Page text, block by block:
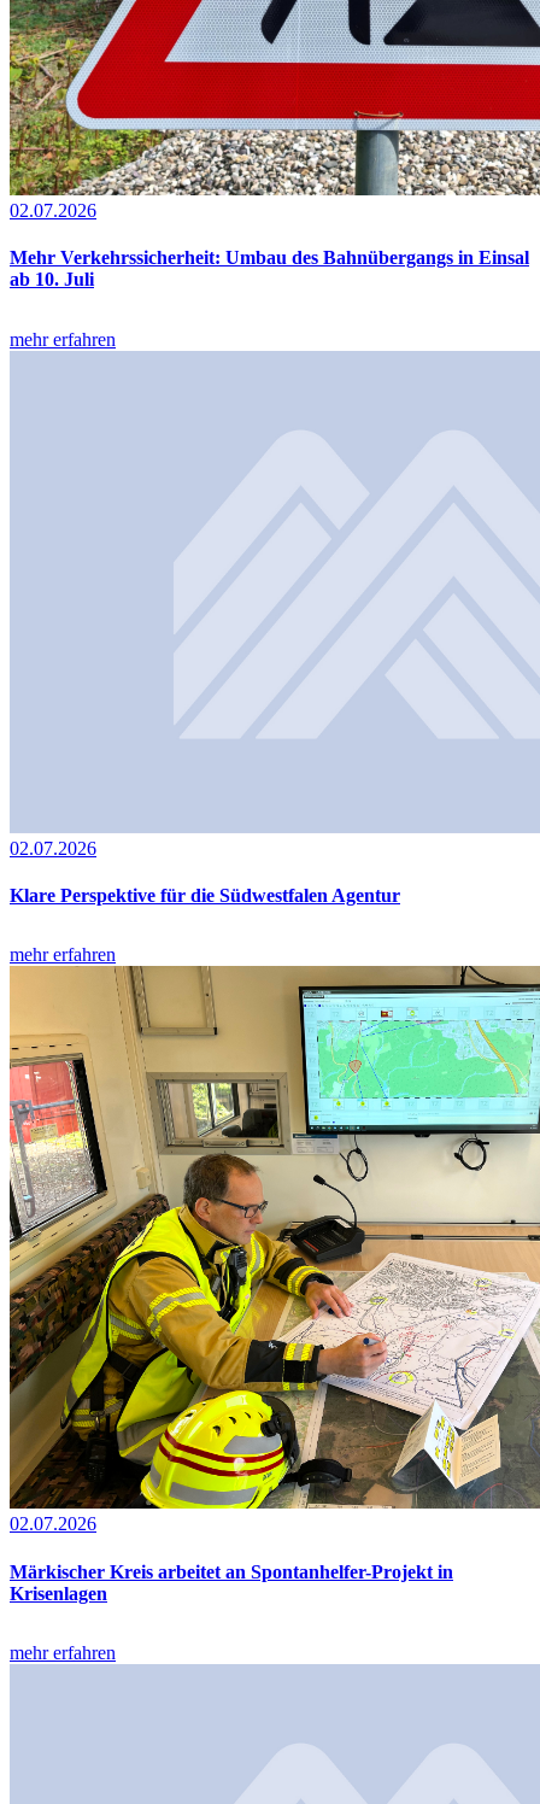
02.07.2026
Mehr Verkehrssicherheit: Umbau des Bahnübergangs in Einsal
ab 10. Juli
mehr erfahren
02.07.2026
Klare Perspektive für die Südwestfalen Agentur
mehr erfahren
02.07.2026
Märkischer Kreis arbeitet an Spontanhelfer-Projekt in
Krisenlagen
mehr erfahren